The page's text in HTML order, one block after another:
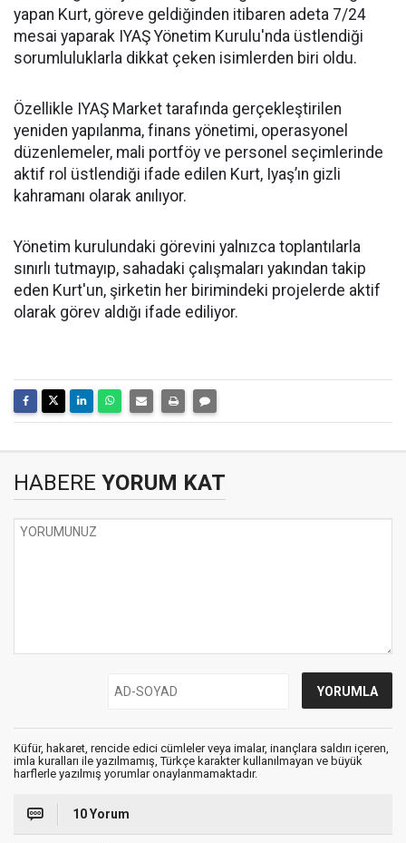
yapan Kurt, göreve geldiğinden itibaren adeta 7/24
mesai yaparak IYAŞ Yönetim Kurulu'nda üstlendiği
sorumluluklarla dikkat çeken isimlerden biri oldu.
Özellikle IYAŞ Market tarafında gerçekleştirilen
yeniden yapılanma, finans yönetimi, operasyonel
düzenlemeler, mali portföy ve personel seçimlerinde
aktif rol üstlendiği ifade edilen Kurt, Iyaş’ın gizli
kahramanı olarak anılıyor.
Yönetim kurulundaki görevini yalnızca toplantılarla
sınırlı tutmayıp, sahadaki çalışmaları yakından takip
eden Kurt'un, şirketin her birimindeki projelerde aktif
olarak görev aldığı ifade ediliyor.
HABERE YORUM KAT
Küfür, hakaret, rencide edici cümleler veya imalar, inançlara saldırı içeren,
imla kuralları ile yazılmamış, Türkçe karakter kullanılmayan ve büyük
harflerle yazılmış yorumlar onaylanmamaktadır.
10 Yorum